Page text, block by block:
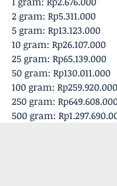
‎2 gram: Rp5.311.000
‎5 gram: Rp13.123.000
10 gram: Rp26.107.000
‎25 gram: Rp65.139.000
‎50 gram: Rp130.011.000
‎100 gram: Rp259.920.000
250 gram:
‎500 gram: